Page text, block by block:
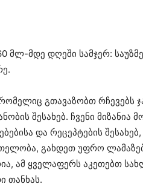
მდე დღეში სამჯერ:
გთავაზობთ რჩევებს
შესახებ. ჩვენი
და რეცეპტების
გახდეთ უფრო
ამ ყველაფერს აკეთებთ
თანხას.